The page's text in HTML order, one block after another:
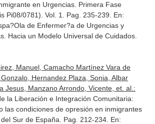
en Urgencias. Primera Fase
Pi08/0781). Vol. 1. Pag. 235-239. En:
de Enfermer?a de Urgencias y
Hacia un Modelo Universal de Cuidados.
Manuel, Camacho Martínez Vara de
Hernandez Plaza, Sonia, Albar
Jesus, Manzano Arrondo, Vicente, et. al.:
la Liberación e Integración Comunitaria:
las condiciones de opresión en inmigrantes
Sur de España. Pag. 212-234. En: